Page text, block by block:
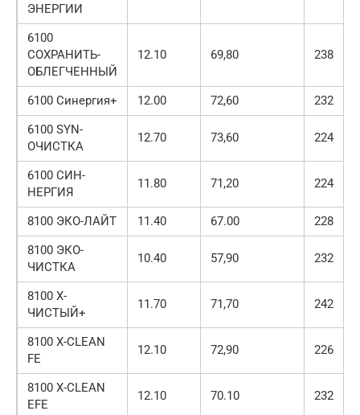
ЭНЕРГИИ
6100
СОХРАНИТЬ-
ОБЛЕГЧЕННЫЙ
12.10 69,80 238
6100 Синергия+ 12.00 72,60
232
6100 SYN-
ОЧИСТКА
12.70 73,60 224
6100 СИН-
НЕРГИЯ
11.80 71,20 224
8100 ЭКО-ЛАЙТ 11.40 67.00
228
8100 ЭКО-
ЧИСТКА
10.40 57,90 232
8100 Х-
ЧИСТЫЙ+
11.70 71,70 242
8100 X-CLEAN
FE
12.10 72,90 226
8100 X-CLEAN
EFE
12.10 70.10 232